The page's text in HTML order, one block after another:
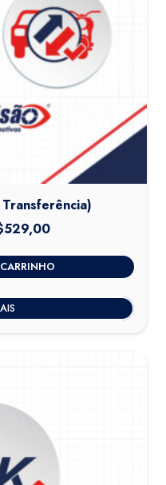
529,00O
preço
atual
é:
R$529,00.